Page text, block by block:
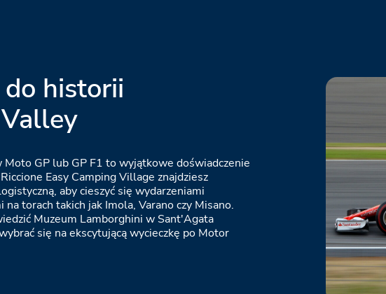
historii
GP lub GP F1 to wyjątkowe doświadczenie
Easy Camping Village znajdziesz
aby cieszyć się wydarzeniami
na torach takich jak Imola, Varano czy Misano.
Muzeum Lamborghini w Sant'Agata
się na ekscytującą wycieczkę po Motor